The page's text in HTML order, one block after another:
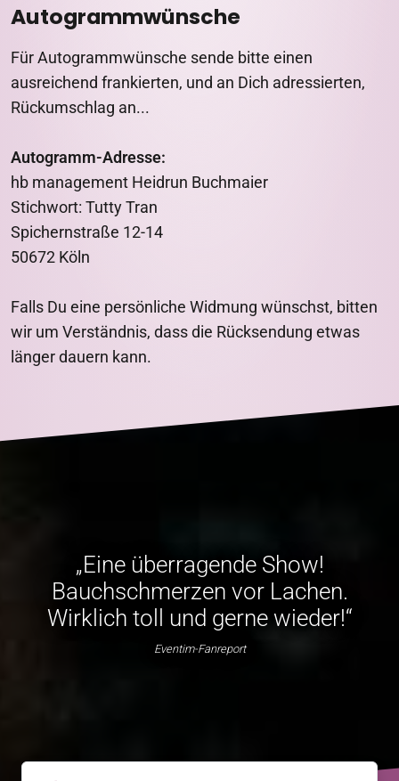
Autogrammwünsche
Für Autogrammwünsche sende bitte einen
ausreichend frankierten, und an Dich adressierten,
Rückumschlag an...
Autogramm-Adresse:
hb management Heidrun Buchmaier
Stichwort: Tutty Tran
Spichernstraße 12-14
50672 Köln
Falls Du eine persönliche Widmung wünschst, bitten
wir um Verständnis, dass die Rücksendung etwas
länger dauern kann.
„Eine überragende Show!
Bauchschmerzen vor Lachen.
Wirklich toll und gerne wieder!“
Eventim-Fanreport